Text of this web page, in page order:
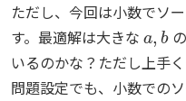
ただし、今回は小数でソ
す。最適解は大きな
a b
いるのかな？ただし上手
問題設定でも、小数での